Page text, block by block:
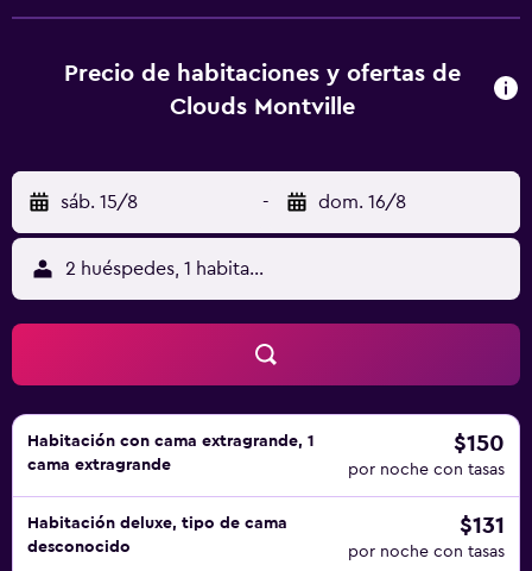
tienen colchones con una capa de acolchado adicional y
están vestidas con ropa de cama de alta calidad. Se ofrece
acceso a Internet wifi gratis. Las habitaciones también
incluyen tabla de planchar con plancha y artículos de
higiene personal gratuitos. Se ofrece servicio de limpieza
cada semana y es posible solicitar masajes en la
habitación. Se ofrece servicio de limpieza de forma
limitada. Los servicios de ocio y esparcimiento en este
hotel incluyen una piscina al aire libre.
Precio de habitaciones y ofertas de
Clouds Montville
sáb. 15/8 - dom. 16/8
2 huéspedes, 1 habitación
Habitación con cama extragrande, 1
cama extragrande
$150
por noche con tasas
Habitación deluxe, tipo de cama
desconocido
$131
por noche con tasas